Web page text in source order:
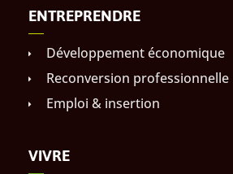
ENTREPRENDRE
Développement économique
Reconversion professionnelle
Emploi & insertion
VIVRE